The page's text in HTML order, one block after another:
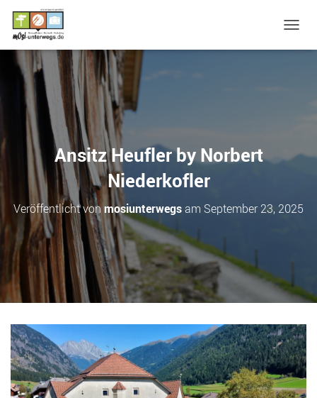
A
N
C
N
Ansitz Heufler by Norbert
Niederkofler
Veröffentlicht vonmosiunterwegsam September 23, 2025